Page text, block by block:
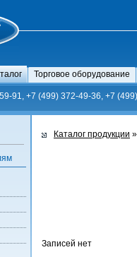
Торговое оборудование
91, +7 (499) 372-49-36, +7
Каталог продукции
Записей нет